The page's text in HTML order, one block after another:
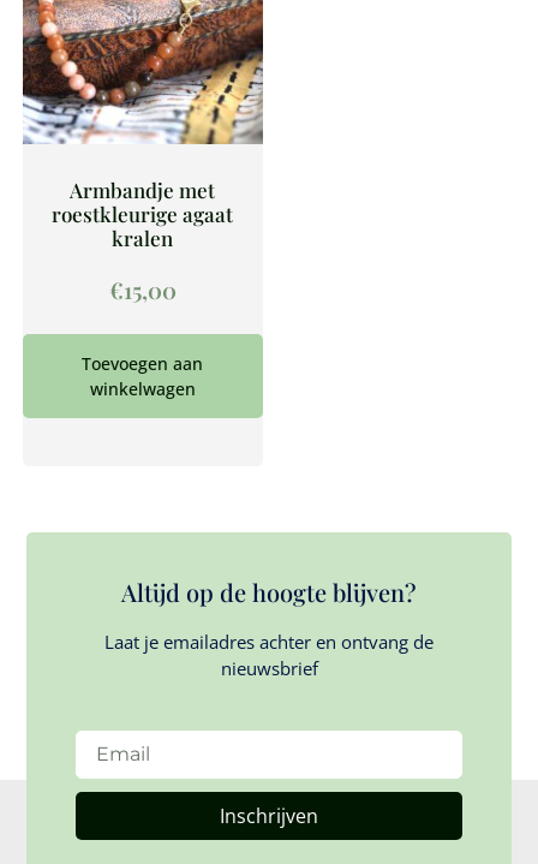
Armbandje met
roestkleurige agaat
kralen
€15,00
Toevoegen aan
winkelwagen
Altijd op de hoogte blijven?
Laat je emailadres achter en ontvang de
nieuwsbrief
Inschrijven